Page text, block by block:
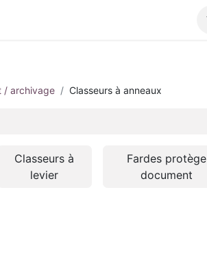
/ archivage Classeurs à anneaux
Classeurs à
levier
Fardes protège
document